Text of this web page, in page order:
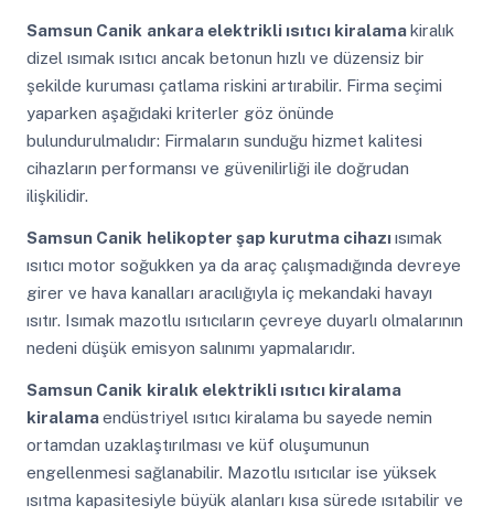
Samsun Canik ankara elektrikli ısıtıcı kiralamakiralık
dizel ısımak ısıtıcı ancak betonun hızlı ve düzensiz bir
şekilde kuruması çatlama riskini artırabilir. Firma seçimi
yaparken aşağıdaki kriterler göz önünde
bulundurulmalıdır: Firmaların sunduğu hizmet kalitesi
cihazların performansı ve güvenilirliği ile doğrudan
ilişkilidir.
Samsun Canik helikopter şap kurutma cihazıısımak
ısıtıcı motor soğukken ya da araç çalışmadığında devreye
girer ve hava kanalları aracılığıyla iç mekandaki havayı
ısıtır. Isımak mazotlu ısıtıcıların çevreye duyarlı olmalarının
nedeni düşük emisyon salınımı yapmalarıdır.
Samsun Canik kiralık elektrikli ısıtıcı kiralama
kiralamaendüstriyel ısıtıcı kiralama bu sayede nemin
ortamdan uzaklaştırılması ve küf oluşumunun
engellenmesi sağlanabilir. Mazotlu ısıtıcılar ise yüksek
ısıtma kapasitesiyle büyük alanları kısa sürede ısıtabilir ve